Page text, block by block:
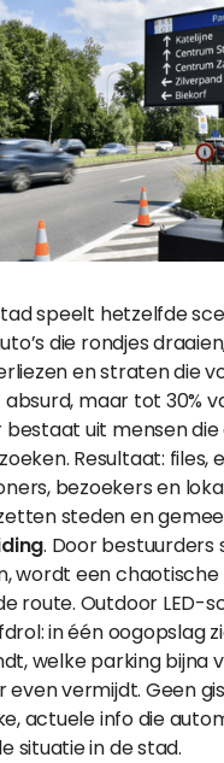
speelt hetzelfde
die rondjes
en straten die
absurd, maar tot 30%
uit mensen die
Resultaat: files,
bezoekers en
steden en
. Door bestuurders
wordt een
route. Outdoor LED-
in één oogopslag
welke parking bijna
even vermijdt. Geen
actuele info die
situatie in de stad.